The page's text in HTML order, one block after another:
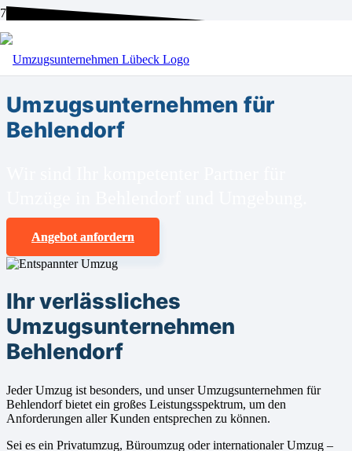
BEI UNS SIND SIE RICHTIG!
Umzugsunternehmen für
Behlendorf
Angebot anfordern
Ihr verlässliches
Umzugsunternehmen
Behlendorf
Jeder Umzug ist besonders, und unser Umzugsunternehmen für
Behlendorf bietet ein großes Leistungsspektrum, um den
Anforderungen aller Kunden entsprechen zu können.
Sei es ein Privatumzug, Büroumzug oder internationaler Umzug –